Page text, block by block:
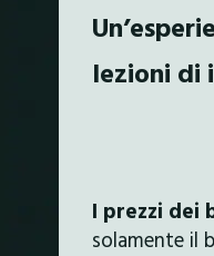
lezioni di
I prezzi dei
solamente il